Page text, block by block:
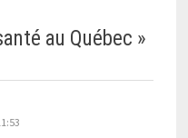
au Québec »